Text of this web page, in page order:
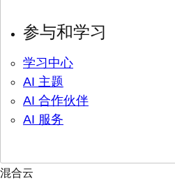
参与和学习
学习中心
AI 主题
AI 合作伙伴
AI 服务
混合云